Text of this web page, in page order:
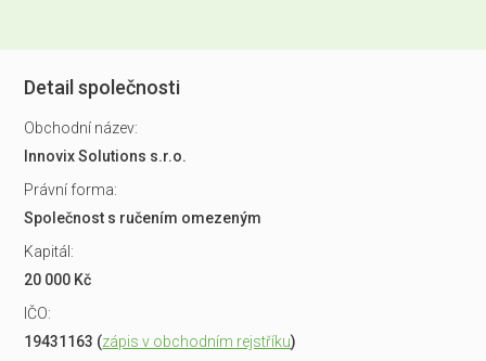
Detail společnosti
Obchodní název:
Innovix Solutions s.r.o.
Právní forma:
Společnost s ručením omezeným
Kapitál:
20 000 Kč
IČO:
19431163 (zápis v obchodním rejstříku)